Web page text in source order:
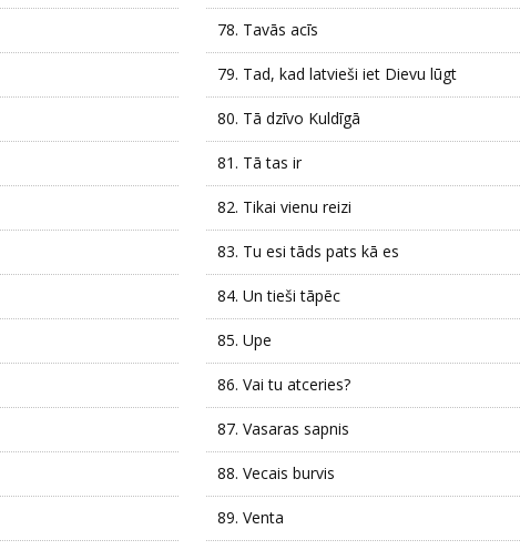
78. Tavās acīs
79. Tad, kad latvieši iet Dievu lūgt
80. Tā dzīvo Kuldīgā
81. Tā tas ir
82. Tikai vienu reizi
83. Tu esi tāds pats kā es
84. Un tieši tāpēc
85. Upe
86. Vai tu atceries?
87. Vasaras sapnis
88. Vecais burvis
89. Venta